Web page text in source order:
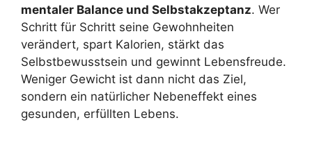
mentaler Balance und Selbstakzeptanz. Wer
Schritt für Schritt seine Gewohnheiten
verändert, spart Kalorien, stärkt das
Selbstbewusstsein und gewinnt Lebensfreude.
Weniger Gewicht ist dann nicht das Ziel,
sondern ein natürlicher Nebeneffekt eines
gesunden, erfüllten Lebens.